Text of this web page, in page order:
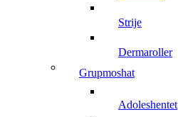
strije
dermaroller
grupmoshat
adoleshentet